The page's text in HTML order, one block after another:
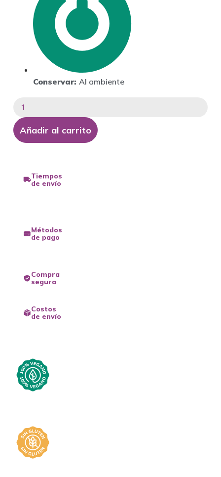
Conservar: Al ambiente
de
Tomate
Tradicional
cantidad
Añadir al carrito
Tiempos
de envío
Métodos
de pago
Compra
segura
Costos
de envío